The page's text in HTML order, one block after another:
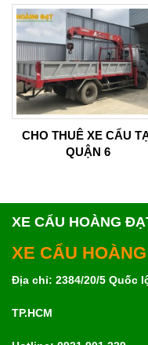
CHO THUÊ XE CẨU
QUẬN 6
XE CẨU HOÀNG
XE CẨU
Địa chỉ: 2384/20/5 Quốc
TP.HCM